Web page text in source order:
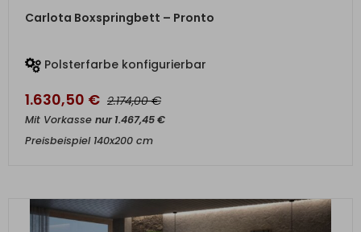
Carlota Boxspringbett – Pronto
Polsterfarbe konfigurierbar
1.630,50 € 2.174,00€
Mit Vorkasse nur1.467,45€
Preisbeispiel 140x200 cm